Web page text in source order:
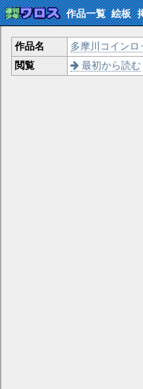
作品一覧 絵板
作品名 多摩川コイン
閲覧
最初から読む